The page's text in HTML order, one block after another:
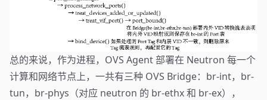
总的来说，作为进程，OVS Agent 部署在 Neutron 每一个
计算和网络节点上，一共有三种 OVS Bridge：br-int，br-
tun，br-phys（对应 neutron 的 br-ethx 和 br-ex），